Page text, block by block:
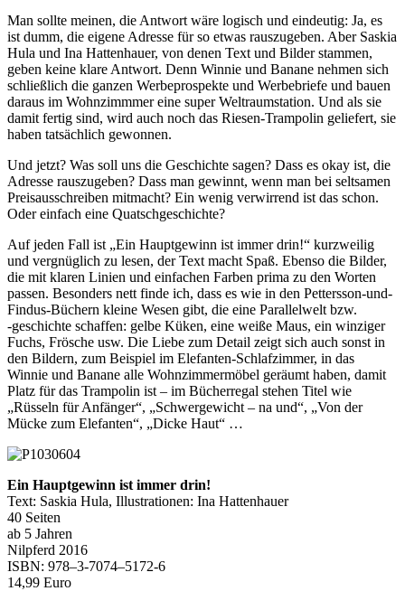
Man soll­te mei­nen, die Antwort wäre logisch und ein­deu­tig: Ja, es
ist dumm, die eige­ne Adresse für so etwas raus­zu­ge­ben. Aber Saskia
Hula und Ina Hattenhauer, von denen Text und Bilder stam­men,
geben kei­ne kla­re Antwort. Denn Winnie und Banane neh­men sich
schließ­lich die gan­zen Werbeprospekte und Werbebriefe und bau­en
dar­aus im Wohnzimmmer eine super Weltraumstation. Und als sie
damit fer­tig sind, wird auch noch das Riesen-Trampolin gelie­fert, sie
haben tat­säch­lich gewonnen.
Und jetzt? Was soll uns die Geschichte sagen? Dass es okay ist, die
Adresse raus­zu­ge­ben? Dass man gewinnt, wenn man bei selt­sa­men
Preisausschreiben mit­macht? Ein wenig ver­wir­rend ist das schon.
Oder ein­fach eine Quatschgeschichte?
Auf jeden Fall ist „Ein Hauptgewinn ist immer drin!“ kurz­wei­lig
und ver­gnüg­lich zu lesen, der Text macht Spaß. Ebenso die Bilder,
die mit kla­ren Linien und ein­fa­chen Farben pri­ma zu den Worten
pas­sen. Besonders nett fin­de ich, dass es wie in den Pettersson-und-
Findus-Büchern klei­ne Wesen gibt, die eine Parallelwelt bzw.
‑geschich­te schaf­fen: gel­be Küken, eine wei­ße Maus, ein win­zi­ger
Fuchs, Frösche usw. Die Liebe zum Detail zeigt sich auch sonst in
den Bildern, zum Beispiel im Elefanten-Schlafzimmer, in das
Winnie und Banane alle Wohnzimmermöbel geräumt haben, damit
Platz für das Trampolin ist – im Bücherregal ste­hen Titel wie
„Rüsseln für Anfänger“, „Schwergewicht – na und“, „Von der
Mücke zum Elefanten“, „Dicke Haut“ …
Ein Hauptgewinn ist immer drin!
Text: Saskia Hula, Illustrationen: Ina Hattenhauer
40 Seiten
ab 5 Jahren
Nilpferd 2016
ISBN: 978–3‑7074–5172‑6
14,99 Euro